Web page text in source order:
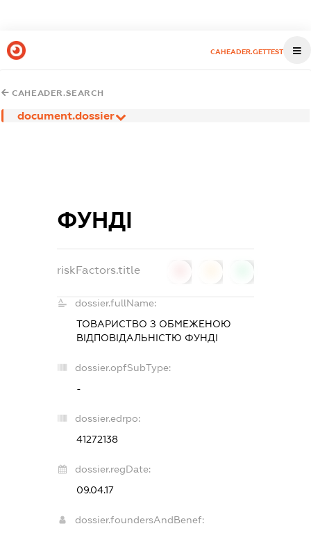
CAHEADER.GETTEST
CAHEADER.SEARCH
document.dossier
ФУНДІ
riskFactors.title
dossier.fullName:
ТОВАРИСТВО З ОБМЕЖЕНОЮ
ВІДПОВІДАЛЬНІСТЮ ФУНДІ
dossier.opfSubType:
-
dossier.edrpo:
41272138
dossier.regDate:
09.04.17
dossier.foundersAndBenef: